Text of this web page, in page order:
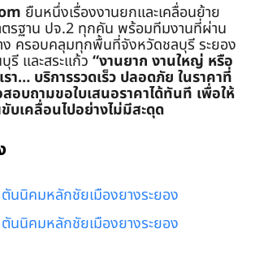
ยืนหนึ่งเรื่องงานยกและเคลื่อนย้าย
ตรฐาน ปจ.2 ทุกคัน พร้อมทีมงานที่ผ่าน
ง ครอบคลุมทุกพื้นที่จังหวัดชลบุรี ระยอง
รี และสระแก้ว “งานยาก งานใหญ่ หรือ
รา… บริการรวดเร็ว ปลอดภัย ในราคาที่
อบถามขอใบเสนอราคาได้ทันที เพื่อให้
บเคลื่อนไปอย่างไม่มีสะดุด
นนิคมหลักชัยเมืองยางระยอง
นนิคมหลักชัยเมืองยางระยอง